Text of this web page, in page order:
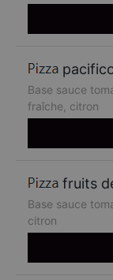
Base sauce
fraîche, citron
fruits
Base sauce
citron